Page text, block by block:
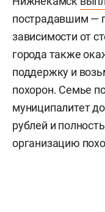
пострадавшим —
зависимости от
города также
поддержку и
похорон. Семье
муниципалитет
рублей и
организацию